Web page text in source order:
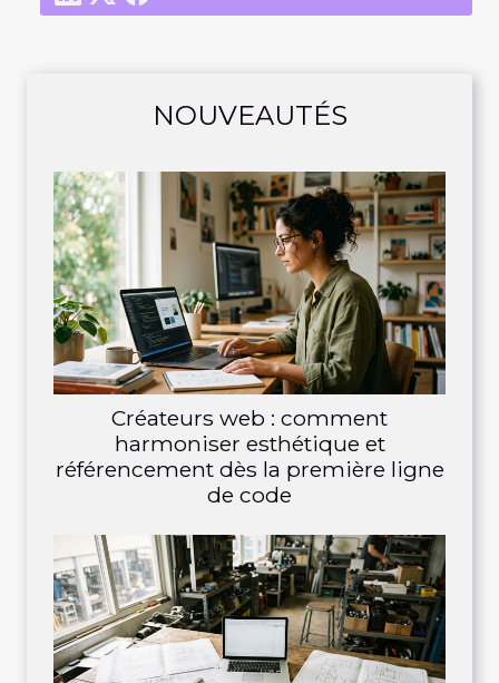
NOUVEAUTÉS
Créateurs web : comment
harmoniser esthétique et
référencement dès la première ligne
de code